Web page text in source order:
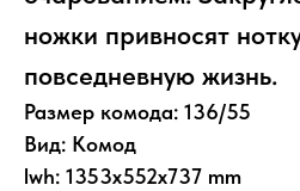
ножки привносят
повседневную жизнь.
Размер комода: 136/55
Вид: Комод
lwh: 1353x552x737 mm
СТЕЛЛАЖИ
БУФЕТЫ
СТОЛЫ
СТУЛЬЯ РАСПАШНЫЕ ШКАФЫ
ШКАФЫ-КУПЕ
ТУМБЫ И КОМОДЫ